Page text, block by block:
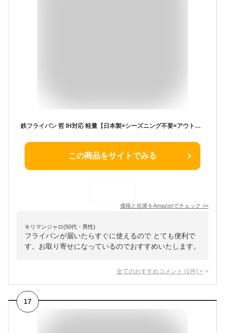
鉄フライパン 哲 IH対応 軽量【日本製×シーズニング不要×アウトドア×キャンプ×焚火×ガス×オーブン】【辻哲弥プロデュース】【5_Star_Gourmet_TSUJI】(TETSU) (鉄, 哲26㎝)
この商品をサイトでみる
価格と在庫をAmazonでチェック >>
キリマンジャロ(50代・男性)
フライパンが届いたらすぐに使えるので とても便利で
す。お取り寄せになっているのでおすすめいたします。
全てのおすすめコメント (1 件) >
17